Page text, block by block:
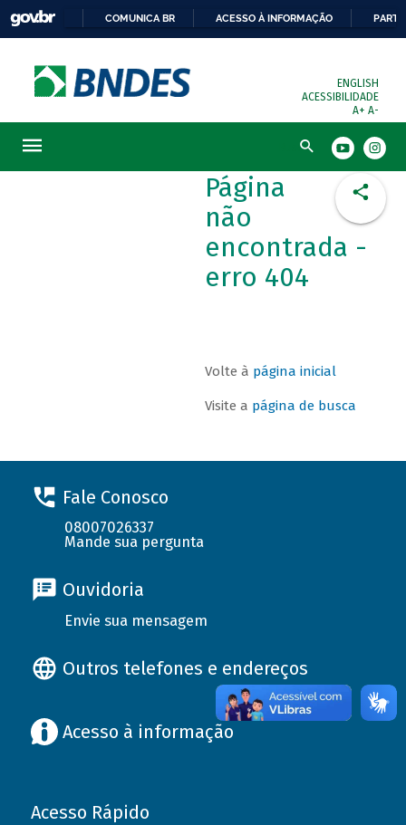
COMUNICA BR ACESSO À INFORMAÇÃO
ENGLISH
ACESSIBILIDADE
A+ A-
Busca
Página
não
encontrada -
erro 404
Volte à página inicial
Visite a página de busca
Fale Conosco
08007026337
Mande sua pergunta
Ouvidoria
Envie sua mensagem
Outros telefones e endereços
Acesso à informação
Acesso Rápido